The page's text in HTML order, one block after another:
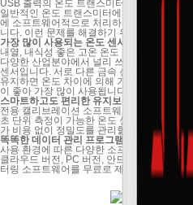
USB 출력의 온도 트랜스미터
일반적인 온도 트랜스미터에 온도 센서를 연
에 소프트웨어적으로 처리하기 매우 힘들고,
니다. 이런 문제를 해결하기 위해 USB 출력
가장 많이 사용되는 온도 센서
내열, 내식성 좋은 고온 온도 센서
다양한 산업분야에서 널리 쓰이는 써모커플
센서입니다. 서로 다른 금속 선 2개를 붙여
유지하면 온도 차이에 의해 기전력이 발생
이 좋아 가장 많이 사용됩니다.
스마트하고도 편리한 유지보수
전용 캘리브레이션 소프트웨어
초 단위 측정이 가능한 온도 센서 UA11, 제
가 비용 없이 정밀도를 관리할 수 있습니다.
똑똑한 데이터 관리 프로그램
사용 환경에 따른 다양한 소프트웨어 제공
클라우드 버전, PC 버전, 안드로이드 버전
터링 소프트웨어를 무료로 제공합니다. 필요